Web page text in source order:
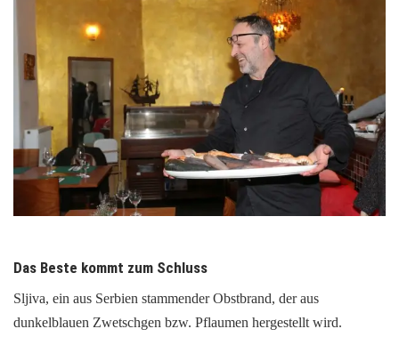
Das Beste kommt zum Schluss
Sljiva, ein aus Serbien stammender Obstbrand, der aus
dunkelblauen Zwetschgen bzw. Pflaumen hergestellt wird.